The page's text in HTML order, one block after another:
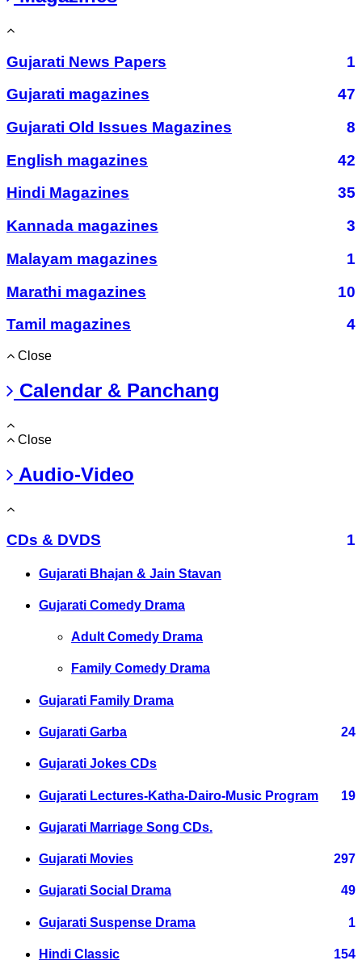
Gujarati News Papers
1
Gujarati magazines
47
Gujarati Old Issues Magazines
8
English magazines
42
Hindi Magazines
35
Kannada magazines
3
Malayam magazines
1
Marathi magazines
10
Tamil magazines
4
Close
Calendar & Panchang
Close
Audio-Video
CDs & DVDS 1
Gujarati Bhajan & Jain Stavan
Gujarati Comedy Drama
Adult Comedy Drama
Family Comedy Drama
Gujarati Family Drama
Gujarati Garba 24
Gujarati Jokes CDs
Gujarati Lectures-Katha-Dairo-Music Program 19
Gujarati Marriage Song CDs.
Gujarati Movies 297
Gujarati Social Drama 49
Gujarati Suspense Drama 1
Hindi Classic 154